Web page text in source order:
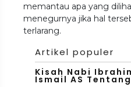
memantau apa yang
menegurnya jika hal
terlarang.
Artikel populer
Kisah Nabi
Ismail AS